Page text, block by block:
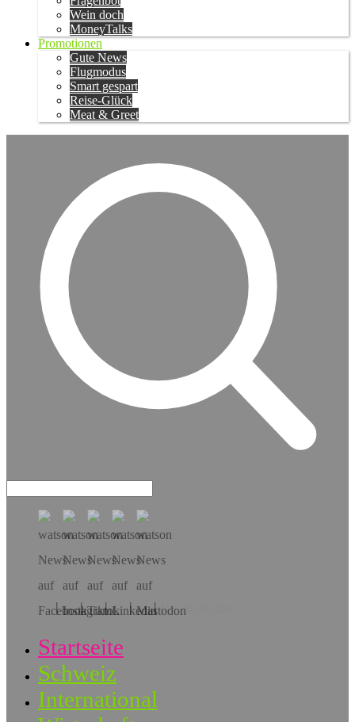
Wein doch
MoneyTalks
Promotionen
Gute News
Flugmodus
Smart gespart
Reise-Glück
Meat & Greet
Hol dir die App!
Startseite
Schweiz
International